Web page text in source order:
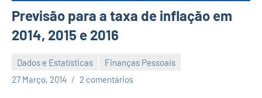
Previsão para a taxa de inflação em
2014, 2015 e 2016
Dados e Estatísticas
Finanças Pessoais
27 Março, 2014
Economia
2 comentários